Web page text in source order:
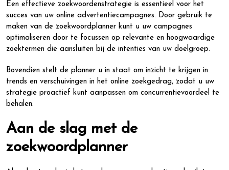
Een effectieve zoekwoordenstrategie is essentieel voor het
succes van uw online advertentiecampagnes. Door gebruik te
maken van de zoekwoordplanner kunt u uw campagnes
optimaliseren door te focussen op relevante en hoogwaardige
zoektermen die aansluiten bij de intenties van uw doelgroep.
Bovendien stelt de planner u in staat om inzicht te krijgen in
trends en verschuivingen in het online zoekgedrag, zodat u uw
strategie proactief kunt aanpassen om concurrentievoordeel te
behalen.
Aan de slag met de
zoekwoordplanner